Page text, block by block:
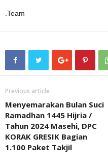
.Team
Previous article
Menyemarakan Bulan Suci
Ramadhan 1445 Hijria /
Tahun 2024 Masehi, DPC
KORAK GRESIK Bagian
1.100 Paket Takjil